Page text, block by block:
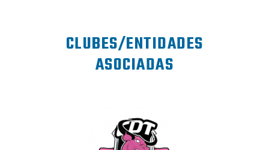
CLUBES/ENTIDADES
ASOCIADAS